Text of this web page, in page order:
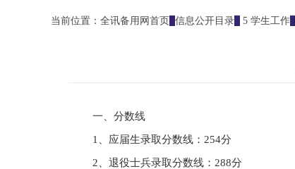
当前位置： 全讯备用网首页 信息公开目录 5 学生工作
一、分数线
1 、应届生录取分数线： 254分
2 、退役士兵录取分数线： 288分